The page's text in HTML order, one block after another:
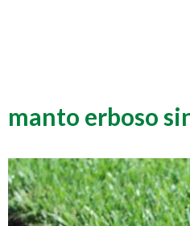
manto erboso